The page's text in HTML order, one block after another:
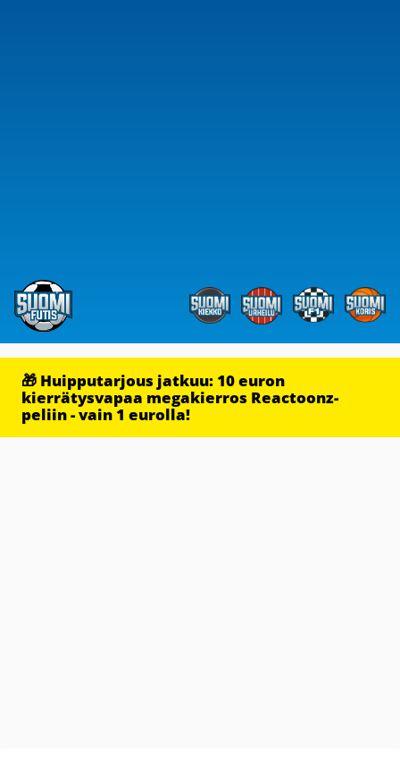
🎁 Huipputarjous jatkuu: 10 euron
kierrätysvapaa megakierros Reactoonz-
peliin - vain 1 eurolla!